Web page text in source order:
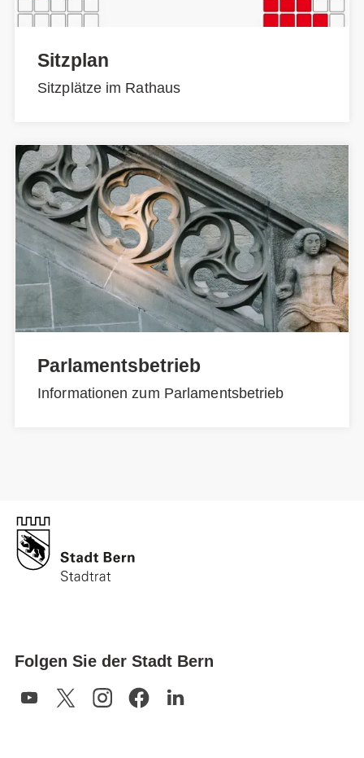
Sitzplan
Sitzplätze im Rathaus
Parlamentsbetrieb
Informationen zum Parlamentsbetrieb
Folgen Sie der Stadt Bern